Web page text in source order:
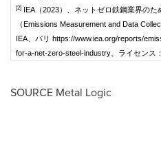
[2]IEA（2023）、ネットゼロ鉄鋼業界のた
（Emissions Measurement and Data
IEA、パリ https://www.iea.org/reports/
for-a-net-zero-steel-industry、ライセンス
SOURCE Metal Logic